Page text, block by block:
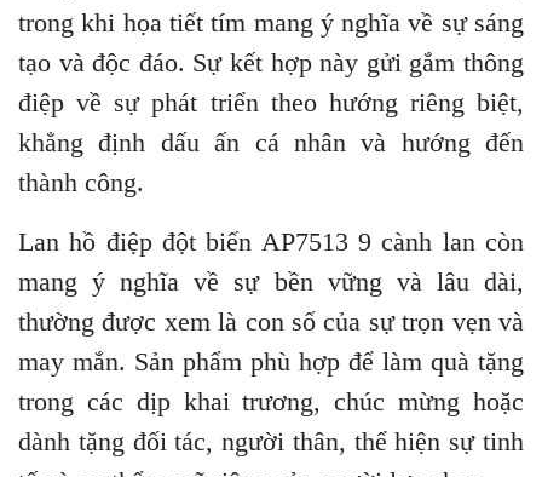
trong khi họa tiết tím mang ý nghĩa về sự sáng
tạo và độc đáo. Sự kết hợp này gửi gắm thông
điệp về sự phát triển theo hướng riêng biệt,
khẳng định dấu ấn cá nhân và hướng đến
thành công.
Lan hồ điệp đột biến AP7513 9 cành lan còn
mang ý nghĩa về sự bền vững và lâu dài,
thường được xem là con số của sự trọn vẹn và
may mắn. Sản phẩm phù hợp để làm quà tặng
trong các dịp khai trương, chúc mừng hoặc
dành tặng đối tác, người thân, thể hiện sự tinh